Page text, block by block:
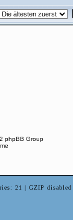
phpBB Group
21 | GZIP